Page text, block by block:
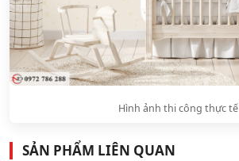
Hình ảnh thi công thực tế
SẢN PHẨM LIÊN QUAN